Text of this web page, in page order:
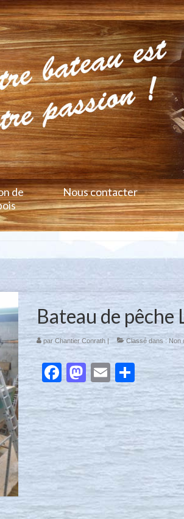
de
Nous contacter
Bateau de pêche
par Chantier Conrath| Classé dans : Non
Facebook
Mastodon
Email